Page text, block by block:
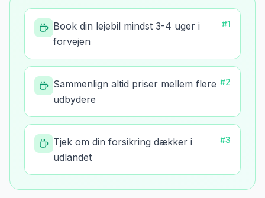
Book din lejebil mindst 3-4 uger i
forvejen
#1
Sammenlign altid priser mellem flere
udbydere
#2
Tjek om din forsikring dækker i
udlandet
#3